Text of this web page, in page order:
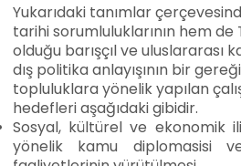
Yukarıdaki tanımlar
tarihi sorumluluklarının hem de
olduğu barışçıl ve uluslararası
dış politika anlayışının bir
topluluklara yönelik yapılan
hedefleri aşağıdaki gibidir.
Sosyal, kültürel ve ekonomik
yönelik kamu diplomasisi